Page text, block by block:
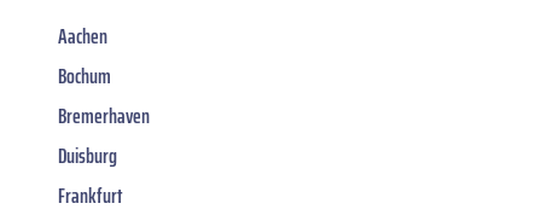
Aachen
Bochum
Bremerhaven
Duisburg
Frankfurt